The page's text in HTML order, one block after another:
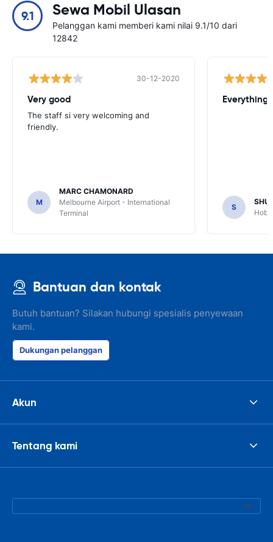
9.1 Sewa Mobil Ulasan
Pelanggan kami memberi kami nilai 9.1/10 dari
12842
30-12-2020
Very good
The staff si very welcoming and
friendly.
M
MARC CHAMONARD
Melbourne Airport - International
Terminal
Everything
S
Bantuan dan kontak
Butuh bantuan? Silakan hubungi spesialis penyewaan
kami.
Dukungan pelanggan
Akun
Tentang kami